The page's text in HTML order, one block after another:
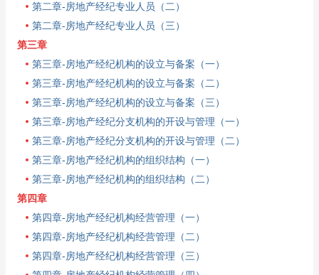
第二章-房地产经纪专业人员（二）
第二章-房地产经纪专业人员（三）
第三章
第三章-房地产经纪机构的设立与备案（一）
第三章-房地产经纪机构的设立与备案（二）
第三章-房地产经纪机构的设立与备案（三）
第三章-房地产经纪分支机构的开设与管理（一）
第三章-房地产经纪分支机构的开设与管理（二）
第三章-房地产经纪机构的组织结构（一）
第三章-房地产经纪机构的组织结构（二）
第四章
第四章-房地产经纪机构经营管理（一）
第四章-房地产经纪机构经营管理（二）
第四章-房地产经纪机构经营管理（三）